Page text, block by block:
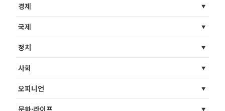
경제
국제
정치
사회
오피니언
문화·라이프